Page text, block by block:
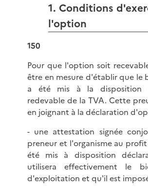
1. Conditions
l'option
150
Pour que l'option soit
être en mesure d'établir que le
a été mis à la disposition
redevable de la TVA. Cette
en joignant à la déclaration
- une attestation signée
preneur et l'organisme au
été mis à disposition
utilisera effectivement le
d'exploitation et qu'il est